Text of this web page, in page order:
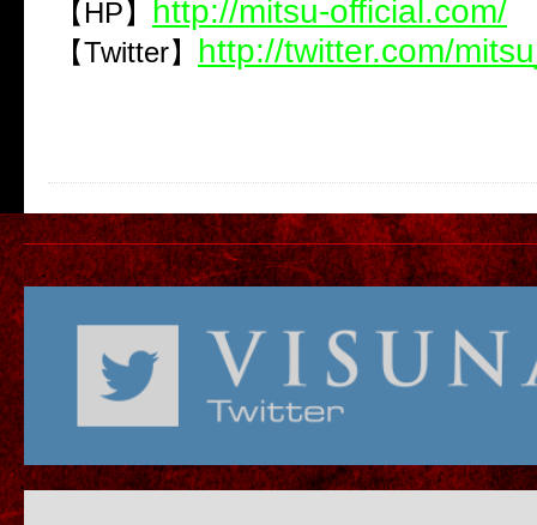
【HP】 http://mitsu-official.com/
【Twitter】 http://twitter.com/